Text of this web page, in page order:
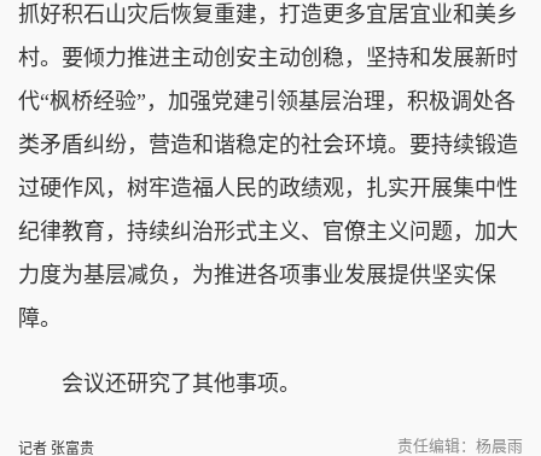
抓好积石山灾后恢复重建，打造更多宜居宜业和美乡
村。要倾力推进主动创安主动创稳，坚持和发展新时
代“枫桥经验”，加强党建引领基层治理，积极调处各
类矛盾纠纷，营造和谐稳定的社会环境。要持续锻造
过硬作风，树牢造福人民的政绩观，扎实开展集中性
纪律教育，持续纠治形式主义、官僚主义问题，加大
力度为基层减负，为推进各项事业发展提供坚实保
障。
会议还研究了其他事项。
记者 张富贵 责任编辑：杨晨雨